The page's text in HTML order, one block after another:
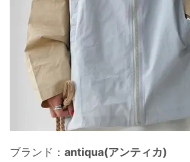
ブランド： antiqua(アンティカ)